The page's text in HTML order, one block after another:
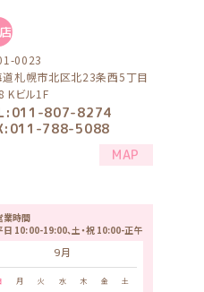
0023
道札幌市北区北23条西5丁目
Kビル1F
807-8274
788-5088
MAP
業時間
日 10:00-19:00、土・祝 10:00-正午
9月
月 火 水 木 金
土